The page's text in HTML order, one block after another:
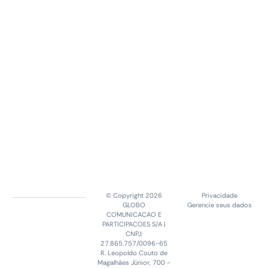
© Copyright 2026
GLOBO
COMUNICACAO E
PARTICIPACOES S/A |
CNPJ:
27.865.757/0096-65
R. Leopoldo Couto de
Magalhães Júnior, 700 -
Privacidade
Gerencie seus dados